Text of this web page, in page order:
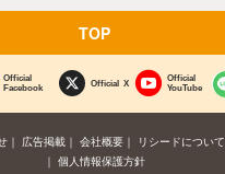
TOP
Official
Facebook
Official X
Official
YouTube
広告掲載 会社概要
リシードについて
個人情報保護方針